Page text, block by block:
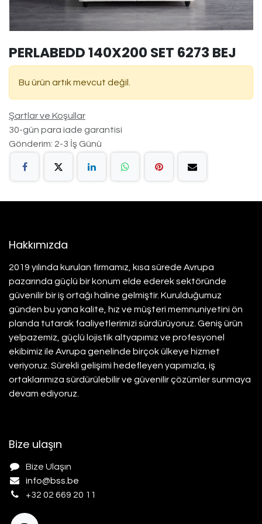
PERLABEDD 140X200 SET 6273 BEJ
Bu ürün artık mevcut değil.
Şartlar ve Koşullar
30-gün para iade garantisi
Gönderim: 2-3 İş Günü
Hakkımızda
2019 yılında kurulan firmamız, kısa sürede Avrupa
pazarında güçlü bir konum elde ederek sektöründe
güvenilir bir iş ortağı haline gelmiştir. Kurulduğumuz
günden bu yana kalite, hız ve müşteri memnuniyetini ön
planda tutarak faaliyetlerimizi sürdürüyoruz. Geniş ürün
yelpazemiz, güçlü lojistik altyapımız ve profesyonel
ekibimiz ile Avrupa genelinde birçok ülkeye hizmet
veriyoruz. Sürekli gelişimi hedefleyen yapımızla, iş
ortaklarımıza sürdürülebilir ve güvenilir çözümler sunmaya
devam ediyoruz.
Bize ulaşın
Bize Ulaşın
info@bss.be
+32 02 669 20 11